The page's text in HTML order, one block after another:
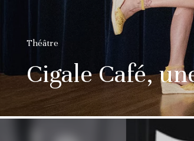
Théâtre
Cigale Café,